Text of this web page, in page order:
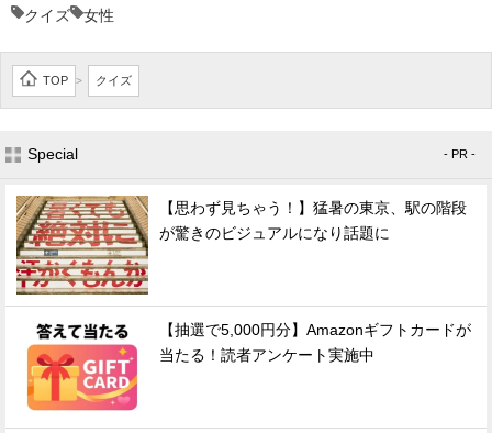
クイズ 女性
TOP > クイズ
Special - PR -
【思わず見ちゃう！】猛暑の東京、駅の階段
が驚きのビジュアルになり話題に
【抽選で5,000円分】Amazonギフトカードが
当たる！読者アンケート実施中